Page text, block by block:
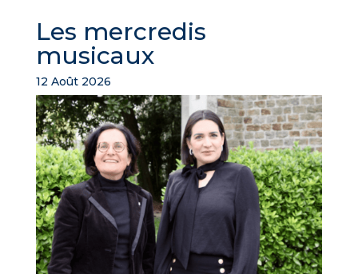
Les mercredis
musicaux
12 Août 2026